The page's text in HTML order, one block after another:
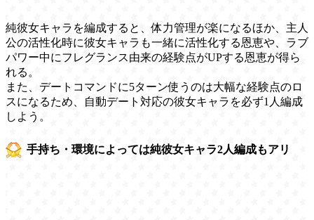
純彼女キャラを編成すると、体力管理が楽になるほか、主人
公の活性化時に彼女キャラも一緒に活性化する恩恵や、ラブ
パワー中にフレグランス由来の経験点がUPする恩恵が得ら
れる。
また、デートコマンドに5ターン使うのは大幅な経験点のロ
スになるため、自動デート対応の彼女キャラを必ず1人編成
しよう。
手持ち・環境によっては純彼女キャラ2人編成もアリ